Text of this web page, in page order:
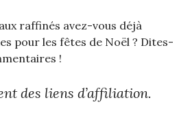
raffinés avez-vous déjà
pour les fêtes de Noël ? Dites-
!
des liens d’affiliation.